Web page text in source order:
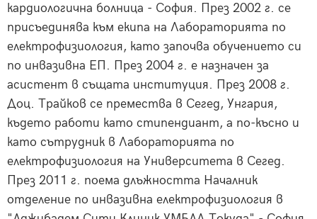
кардиологична болница - София. През 2002 г. се
присъединява към екипа на Лабораторията по
електрофизиология, като започва обучението си
по инвазивна ЕП. През 2004 г. е назначен за
асистент в същата институция. През 2008 г.
Доц. Трайков се премества в Сегед, Унгария,
където работи като стипендиант, а по-късно и
като сътрудник в Лабораторията по
електрофизиология на Университета в Сегед.
През 2011 г. поема длъжността Началник
отделение по инвазивна електрофизиология в